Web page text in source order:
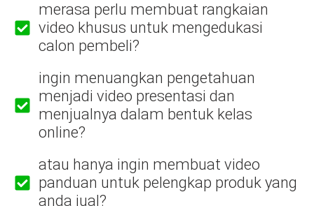
merasa perlu membuat rangkaian
video khusus untuk mengedukasi
calon pembeli?
ingin menuangkan pengetahuan
menjadi video presentasi dan
menjualnya dalam bentuk kelas
online?
atau hanya ingin membuat video
panduan untuk pelengkap produk yang
anda jual?